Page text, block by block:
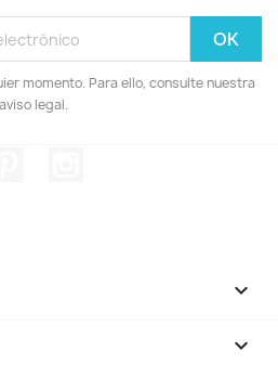
momento. Para ello, consulte nuestra
legal.

